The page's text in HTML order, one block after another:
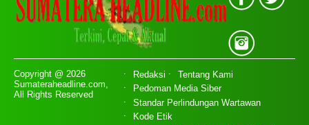
Copyright @ 2026
Sumateraheadline.com,
All Rights Reserved
Redaksi
Tentang Kami
Pedoman Media Siber
Standar Perlindungan Wartawan
Kode Etik